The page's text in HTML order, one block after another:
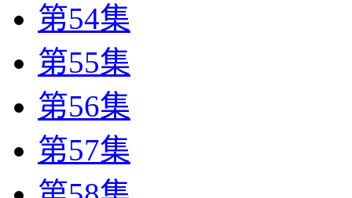
第54集
第55集
第56集
第57集